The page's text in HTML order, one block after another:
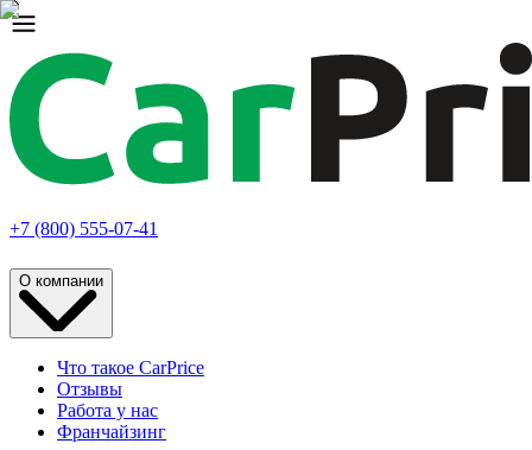
+7 (800) 555-07-41
О компании
Что такое CarPrice
Отзывы
Работа у нас
Франчайзинг